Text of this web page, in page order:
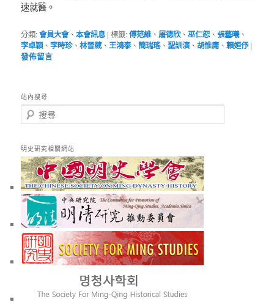
速就醫。
分類:會員大會、本會訊息 |標籤:傅范維、 屠德欣、巫仁恕 、張藝曦、
李卓穎、李時珍、林晉葳、王鴻泰、簡瑞瑤、聖訓演 、胡惟庸、賴姮伃 |
發佈留言
站內搜尋
搜
尋
明史研究相關網站